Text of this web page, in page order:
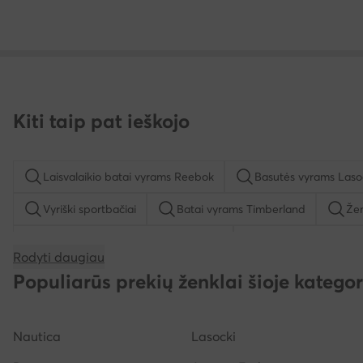
Kiti taip pat ieškojo
Laisvalaikio batai vyrams Reebok Basutės vyrams
Vyriški sportbačiai Batai vyrams Timberland
Šlepetės per pirštą vyrams Batai vyrams Ugg
Rodyti daugiau
Populiarūs prekių ženklai šioje
Nautica Lasocki